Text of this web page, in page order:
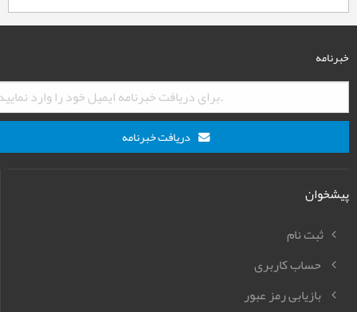
خبرنامه
دریافت خبرنامه
پیشخوان
ثبت نام
حساب کاربری
بازیابی رمز عبور